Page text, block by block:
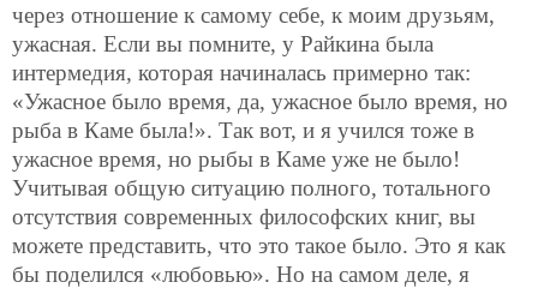
через отношение к самому себе, к моим друзьям,
ужасная. Если вы помните, у Райкина была
интермедия, которая начиналась примерно так:
«Ужасное было время, да, ужасное было время, но
рыба в Каме была!». Так вот, и я учился тоже в
ужасное время, но рыбы в Каме уже не было!
Учитывая общую ситуацию полного, тотального
отсутствия современных философских книг, вы
можете представить, что это такое было. Это я как
бы поделился «любовью». Но на самом деле, я